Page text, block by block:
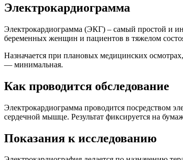
Электрокардиограмма
Электрокардиограмма (ЭКГ) – самый простой и
беременных женщин и пациентов в тяжелом
Назначается при плановых медицинских
— минимальная.
Как проводится обследование
Электрокардиограмма проводится посредством
сердечной мышце. Результат фиксируется на
Показания к исследованию